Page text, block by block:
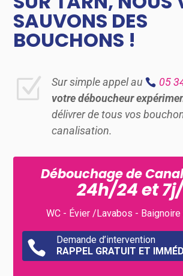
SAUVONS DES
BOUCHONS !
Z Sur simple appel au 05
votre déboucheur
délivrer de tous vos
canalisation.
Débouchage de
24h/24 et
WC - Évier /Lavabos - Baignoire

Demande d’intervention
RAPPEL GRATUIT ET